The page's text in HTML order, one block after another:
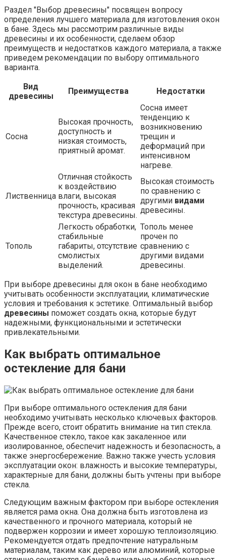
Раздел "Выбор древесины" посвящен вопросу
определения лучшего материала для изготовления окон
в бане. Здесь мы рассмотрим различные виды
древесины и их особенности, сделаем обзор
преимуществ и недостатков каждого материала, а также
приведем рекомендации по выбору оптимального
варианта.
Вид
древесины
Преимущества Недостатки
Сосна
Высокая прочность,
доступность и
низкая стоимость,
приятный аромат.
Сосна имеет
тенденцию к
возникновению
трещин и
деформаций при
интенсивном
нагреве.
Лиственница
Отличная стойкость
к воздействию
влаги, высокая
прочность, красивая
текстура древесины.
Высокая стоимость
по сравнению с
другими видами
древесины.
Тополь
Легкость обработки,
стабильные
габариты, отсутствие
смолистых
выделений.
Тополь менее
прочен по
сравнению с
другими видами
древесины.
При выборе древесины для окон в бане необходимо
учитывать особенности эксплуатации, климатические
условия и требования к эстетике. Оптимальный выбор
древесины поможет создать окна, которые будут
надежными, функциональными и эстетически
привлекательными.
Как выбрать оптимальное
остекление для бани
При выборе оптимального остекления для бани
необходимо учитывать несколько ключевых факторов.
Прежде всего, стоит обратить внимание на тип стекла.
Качественное стекло, такое как закаленное или
изолированное, обеспечит надежность и безопасность, а
также энергосбережение. Важно также учесть условия
эксплуатации окон: влажность и высокие температуры,
характерные для бани, должны быть учтены при выборе
стекла.
Следующим важным фактором при выборе остекления
является рама окна. Она должна быть изготовлена из
качественного и прочного материала, который не
подвержен коррозии и имеет хорошую теплоизоляцию.
Рекомендуется отдать предпочтение натуральным
материалам, таким как дерево или алюминий, которые